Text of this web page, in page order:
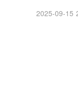
2025-09-15